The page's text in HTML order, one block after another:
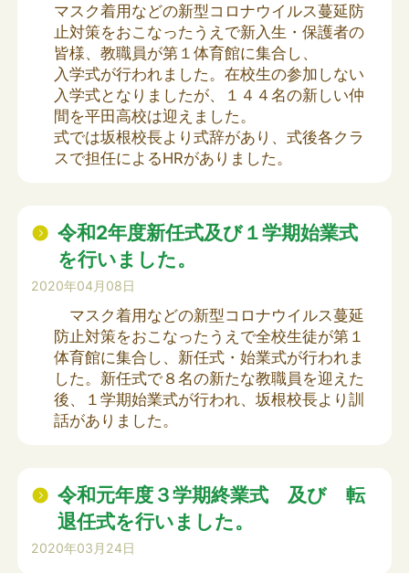
マスク着用などの新型コロナウイルス蔓延防
止対策をおこなったうえで新入生・保護者の
皆様、教職員が第１体育館に集合し、
入学式が行われました。在校生の参加しない
入学式となりましたが、１４４名の新しい仲
間を平田高校は迎えました。
式では坂根校長より式辞があり、式後各クラ
スで担任によるHRがありました。
令和2年度新任式及び１学期始業式
を行いました。
2020年04月08日
マスク着用などの新型コロナウイルス蔓延
防止対策をおこなったうえで全校生徒が第１
体育館に集合し、新任式・始業式が行われま
した。新任式で８名の新たな教職員を迎えた
後、１学期始業式が行われ、坂根校長より訓
話がありました。
令和元年度３学期終業式 及び 転
退任式を行いました。
2020年03月24日